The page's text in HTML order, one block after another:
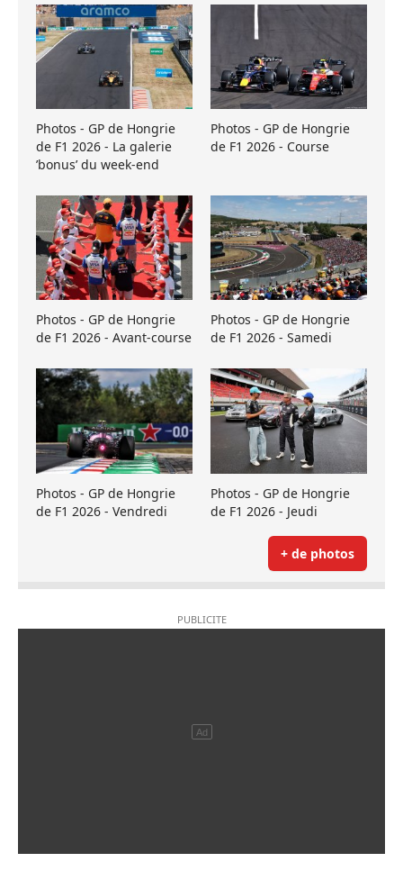
Photos - GP de Hongrie
de F1 2026 - La galerie
’bonus’ du week-end
Photos - GP de Hongrie
de F1 2026 - Course
Photos - GP de Hongrie
de F1 2026 - Avant-course
Photos - GP de Hongrie
de F1 2026 - Samedi
Photos - GP de Hongrie
de F1 2026 - Vendredi
Photos - GP de Hongrie
de F1 2026 - Jeudi
+ de photos